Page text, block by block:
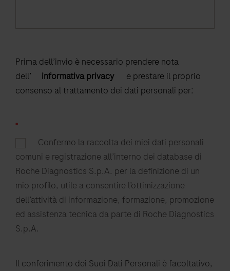
Prima dell’invio è necessario prendere nota
dell’
informativa privacy
e prestare il proprio
consenso al trattamento dei dati personali per:
*
Confermo la raccolta dei miei dati personali
comuni e registrazione all’interno dei database di
Roche Diagnostics S.p.A. per la definizione di un
mio profilo, utile a consentire l’ottimizzazione
dell’attività di informazione, formazione, promozione
ed assistenza tecnica da parte di Roche Diagnostics
S.p.A.
Il conferimento dei Suoi Dati Personali è facoltativo,